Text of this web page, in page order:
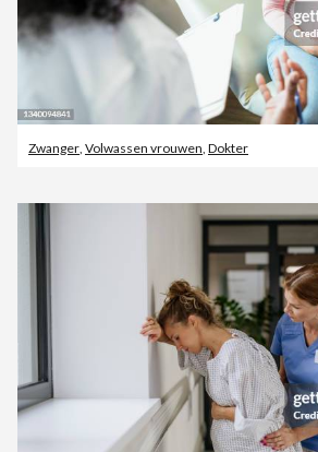
Zwanger, Volwassen vrouwen, Dokter